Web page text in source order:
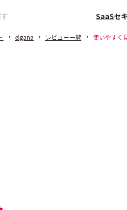
SaaSセ
elgana レビュー一覧 使いやすく